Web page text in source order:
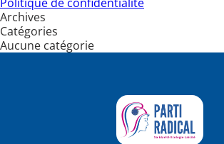
Archives
Catégories
Aucune catégorie